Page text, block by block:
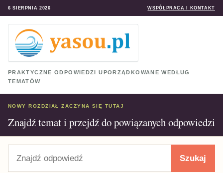
6 SIERPNIA 2026 WSPÓŁPRACA I KONTAKT
PRAKTYCZNE ODPOWIEDZI UPORZĄDKOWANE WEDŁUG
TEMATÓW
NOWY ROZDZIAŁ ZACZYNA SIĘ TUTAJ
Znajdź temat i przejdź do powiązanych odpowiedzi
Szukaj